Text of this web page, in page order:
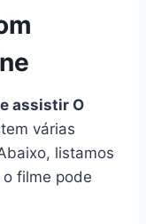
assistir O
várias
listamos
filme pode